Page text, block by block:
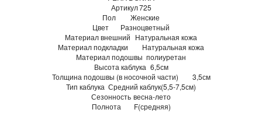
Артикул725
Пол
Женские
Цвет
Разноцветный
Материал внешний Натуральная кожа
Материал подкладки
Натуральная кожа
Материал подошвы полиуретан
Высота каблука 6,5см
Толщина подошвы (в носочной части)
3,5см
Тип каблука Средний каблук(5,5-7,5см)
Сезонность весна-лето
Полнота
F(средняя)